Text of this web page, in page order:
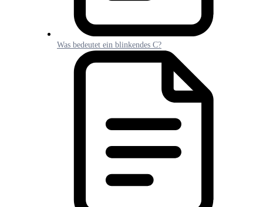
Was bedeutet ein blinkendes C?